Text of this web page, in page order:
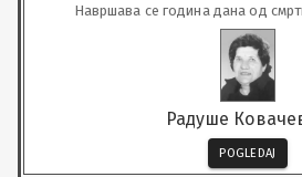
Навршава се година дана од
Радуше
POGLEDAJ